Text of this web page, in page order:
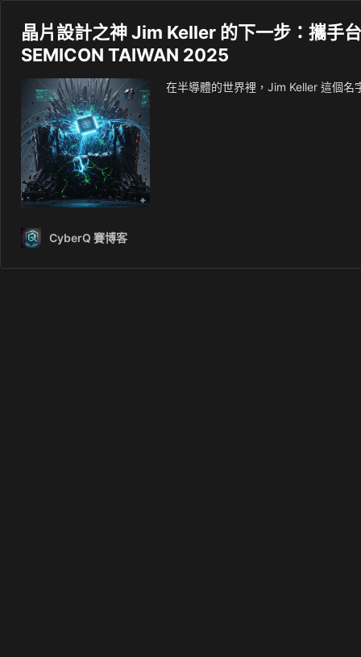
晶片設計之神 Jim Keller 的下一步：攜手
SEMICON TAIWAN 2025
在半導體的世界裡，Jim Keller 這個
CyberQ 賽博客